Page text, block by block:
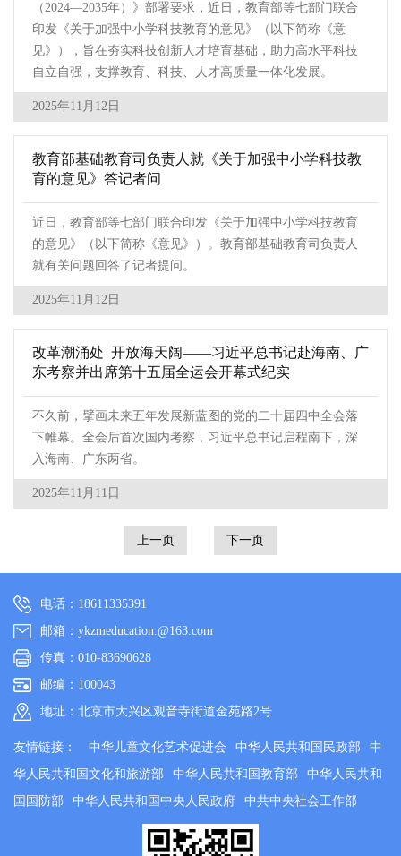
（2024—2035年）》部署要求，近日，教育部等七部门联合
印发《关于加强中小学科技教育的意见》（以下简称《意
见》），旨在夯实科技创新人才培育基础，助力高水平科技
自立自强，支撑教育、科技、人才高质量一体化发展。
2025年11月12日
教育部基础教育司负责人就《关于加强中小学科技教
育的意见》答记者问
近日，教育部等七部门联合印发《关于加强中小学科技教育
的意见》（以下简称《意见》）。教育部基础教育司负责人
就有关问题回答了记者提问。
2025年11月12日
改革潮涌处 开放海天阔——习近平总书记赴海南、广
东考察并出席第十五届全运会开幕式纪实
不久前，擘画未来五年发展新蓝图的党的二十届四中全会落
下帷幕。全会后首次国内考察，习近平总书记启程南下，深
入海南、广东两省。
2025年11月11日
上一页 下一页
电话：18611335391
邮箱：ykzmeducation.@163.com
传真：010-83690628
邮编：100043
地址：北京市大兴区观音寺街道金苑路2号
友情链接： 中华儿童文化艺术促进会 中华人民共和国民政部
中
华人民共和国文化和旅游部
中华人民共和国教育部
中华人民共和
国国防部
中华人民共和国中央人民政府 中共中央社会工作部